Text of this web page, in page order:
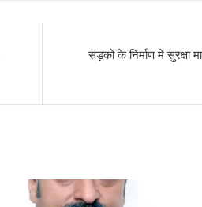
सड़कों के निर्माण में